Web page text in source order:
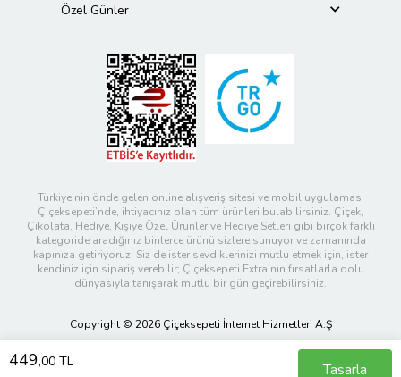
449,00 TL Tasarla
Özel Günler
Türkiye’nin önde gelen online alışveriş sitesi ve mobil uygulaması
Çiçeksepeti’nde, ihtiyacınız olan tüm ürünleri bulabilirsiniz. Çiçek,
Çikolata, Hediye, Kişiye Özel Ürünler ve Hediye Setleri gibi birçok farklı
kategoride aradığınız binlerce ürünü sizlere sunuyor ve zamanında
kapınıza getiriyoruz! Siz de ister sevdiklerinizi mutlu etmek için, ister
kendiniz için sipariş verebilir; Çiçeksepeti Extra’nın fırsatlarla dolu
dünyasıyla tanışarak mutlu bir gün geçirebilirsiniz.
Copyright © 2026 Çiçeksepeti İnternet Hizmetleri A.Ş